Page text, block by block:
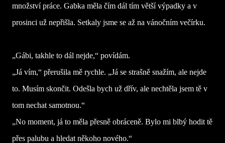
množství práce. Gabka měla čím dál tím větší výpadky a v
prosinci už nepřišla. Setkaly jsme se až na vánočním večírku.
„Gábi, takhle to dál nejde,“ povídám.
„Já vím,“ přerušila mě rychle. „Já se strašně snažím, ale nejde
to. Musím skončit. Odešla bych už dřív, ale nechtěla jsem tě v
tom nechat samotnou.“
„No moment, já to měla přesně obráceně. Bylo mi blbý hodit tě
přes palubu a hledat někoho nového.“